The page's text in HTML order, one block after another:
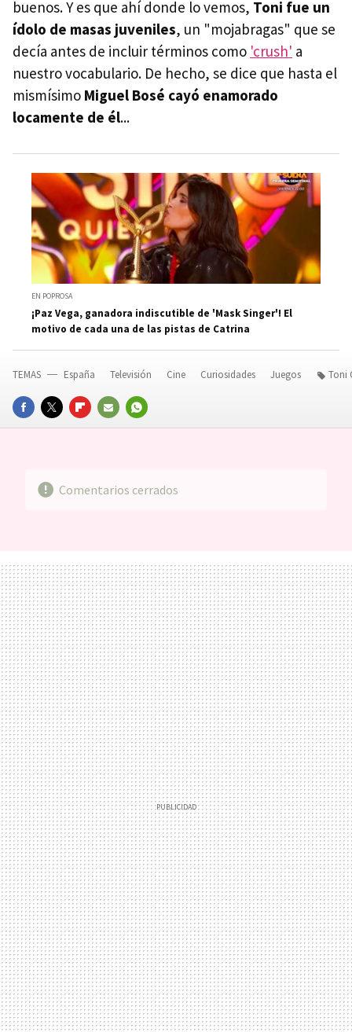
buenos. Y es que ahí donde lo vemos, Toni fue un
ídolo de masas juveniles, un "mojabragas" que se
decía antes de incluir términos como 'crush' a
nuestro vocabulario. De hecho, se dice que hasta el
mismísimo Miguel Bosé cayó enamorado
locamente de él...
EN POPROSA
¡Paz Vega, ganadora indiscutible de 'Mask Singer'! El
motivo de cada una de las pistas de Catrina
FACEBOOKTWITTERFLIPBOARD
E-
WHATSAPP
TEMAS España Televisión Cine Curiosidades Juegos Toni
Comentarios cerrados